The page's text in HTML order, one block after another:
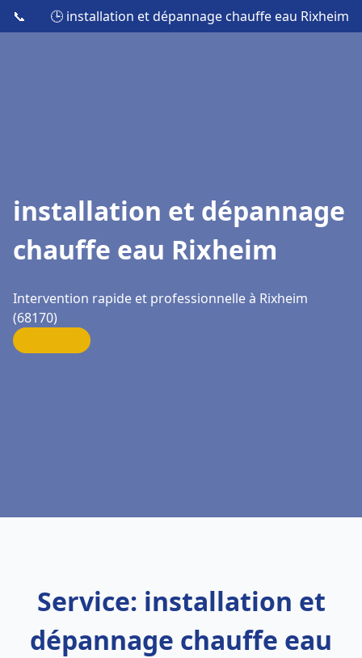
📞 🕒 installation et dépannage chauffe eau Rixheim
installation et dépannage
chauffe eau Rixheim
Intervention rapide et professionnelle à Rixheim
(68170)
Service: installation et
dépannage chauffe eau